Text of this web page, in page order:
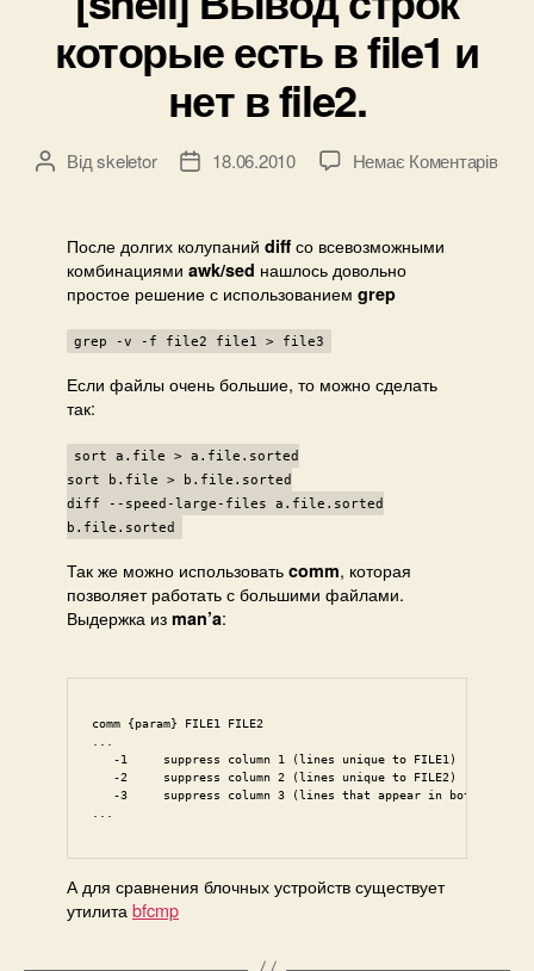
которые есть в file1 и
нет в file2.
Автор
Відskeletor
Дата18.06.2010 Немає Коментарівдо
После долгих колупаний diff со всевозможными
комбинациями awk/sed нашлось довольно
простое решение с использованием grep
grep -v -f file2 file1 > file3
Если файлы очень большие, то можно сделать
так:
sort a.file > a.file.sorted
sort b.file > b.file.sorted
diff --speed-large-files a.file.sorted
b.file.sorted
Так же можно использовать comm, которая
позволяет работать с большими файлами.
Выдержка из man’a:
comm {param} FILE1 FILE2
   -1     suppress column 1 (lines unique to FILE1)
   -2     suppress column 2 (lines unique to FILE2)
   -3     suppress column 3 (lines that appear in both files)
А для сравнения блочных устройств существует
утилита bfcmp